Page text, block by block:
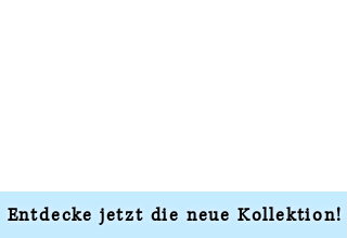
Entdecke jetzt die neue Kollektion!